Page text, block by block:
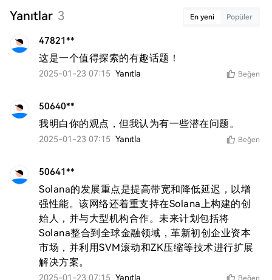
Yanıtlar 3 En yeni Popüler
47821**
这是一个值得探索的有趣话题！
2025-01-23 07:15 Yanıtla Beğen
50640**
我明白你的观点，但我认为有一些潜在问题。
2025-01-23 07:15 Yanıtla Beğen
50641**
Solana的发展重点是提高带宽和降低延迟，以增
强性能。该网络还着重支持在Solana上构建的创
始人，并与大型机构合作。未来计划包括将
Solana整合到全球金融领域，革新初创企业资本
市场，并利用SVM滚动和ZK压缩等技术进行扩展
解决方案。
2025-01-23 07:15 Yanıtla Beğen